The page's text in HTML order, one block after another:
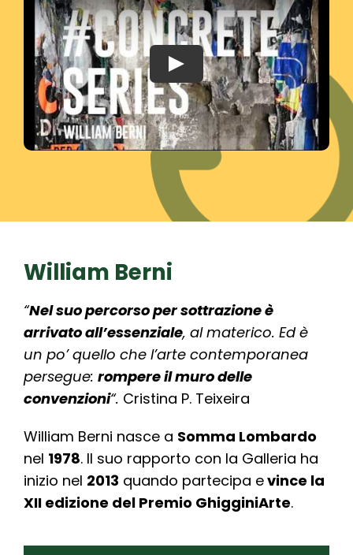
Play
William Berni
“Nel suo percorso per sottrazione è
arrivato all’essenziale, al materico. Ed è
un po’ quello che l’arte contemporanea
persegue: rompere il muro delle
convenzioni“. Cristina P. Teixeira
William Berni nasce a Somma Lombardo
nel 1978. Il suo rapporto con la Galleria ha
inizio nel 2013 quando partecipa evince la
XII edizione del Premio GhigginiArte.